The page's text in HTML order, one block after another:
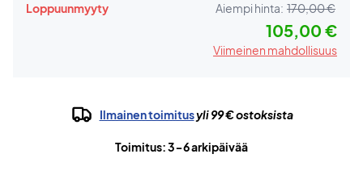
Loppuunmyyty Aiempi hinta: 170,00 €
105,00 €
Viimeinen mahdollisuus
Ilmainen toimitusyli 99 € ostoksista
Toimitus: 3-6 arkipäivää